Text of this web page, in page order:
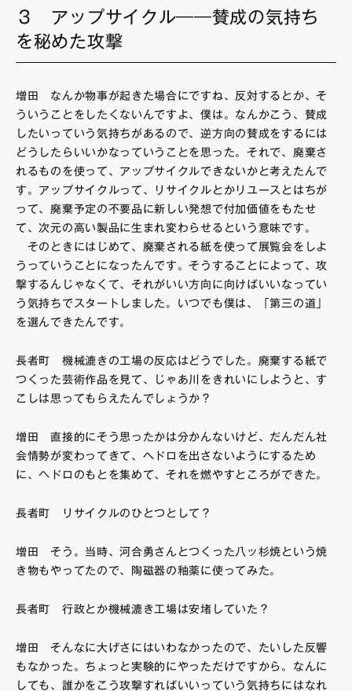
３ アップサイクル――賛成の気持ち
を秘めた攻撃
増田 なんか物事が起きた場合にですね、反対するとか、そ
ういうことをしたくないんですよ、僕は。なんかこう、賛成
したいっていう気持ちがあるので、逆方向の賛成をするには
どうしたらいいかなっていうことを思った。それで、廃棄さ
れるものを使って、アップサイクルできないかと考えたんで
す。アップサイクルって、リサイクルとかリユースとはちが
って、廃棄予定の不要品に新しい発想で付加価値をもたせ
て、次元の高い製品に生まれ変わらせるという意味です。
そのときにはじめて、廃棄される紙を使って展覧会をしよ
うっていうことになったんです。そうすることによって、攻
撃するんじゃなくて、それがいい方向に向けばいいなってい
う気持ちでスタートしました。いつでも僕は、「第三の道」
を選んできたんです。
長者町 機械漉きの工場の反応はどうでした。廃棄する紙で
つくった芸術作品を見て、じゃあ川をきれいにしようと、す
こしは思ってもらえたんでしょうか？
増田 直接的にそう思ったかは分かんないけど、だんだん社
会情勢が変わってきて、へドロを出さないようにするため
に、ヘドロのもとを集めて、それを燃やすところができた。
長者町 リサイクルのひとつとして？
増田 そう。当時、河合勇さんとつくった八ッ杉焼という焼
き物もやってたので、陶磁器の釉薬に使ってみた。
長者町 行政とか機械漉き工場は安堵していた？
増田 そんなに大げさにはいわなかったので、たいした反響
もなかった。ちょっと実験的にやっただけですから。なんに
しても、誰かをこう攻撃すればいいっていう気持ちにはなれ